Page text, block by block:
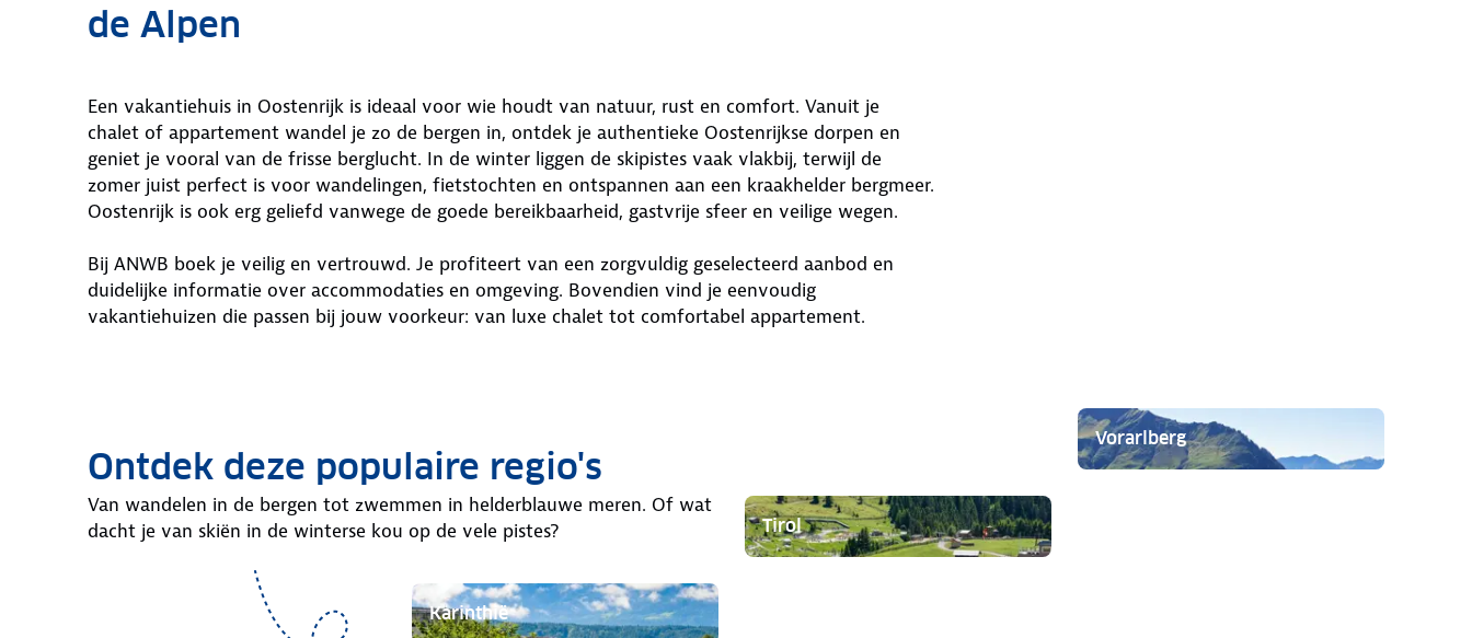
de Alpen
Een vakantiehuis in Oostenrijk is ideaal voor wie houdt van natuur, rust en comfort. Vanuit je
chalet of appartement wandel je zo de bergen in, ontdek je authentieke Oostenrijkse dorpen en
geniet je vooral van de frisse berglucht. In de winter liggen de skipistes vaak vlakbij, terwijl de
zomer juist perfect is voor wandelingen, fietstochten en ontspannen aan een kraakhelder bergmeer.
Oostenrijk is ook erg geliefd vanwege de goede bereikbaarheid, gastvrije sfeer en veilige wegen.
Bij ANWB boek je veilig en vertrouwd. Je profiteert van een zorgvuldig geselecteerd aanbod en
duidelijke informatie over accommodaties en omgeving. Bovendien vind je eenvoudig
vakantiehuizen die passen bij jouw voorkeur: van luxe chalet tot comfortabel appartement.
Ontdek deze populaire regio's
Van wandelen in de bergen tot zwemmen in helderblauwe meren. Of wat
dacht je van skiën in de winterse kou op de vele pistes?
Karinthië
Tirol
Vorarlberg